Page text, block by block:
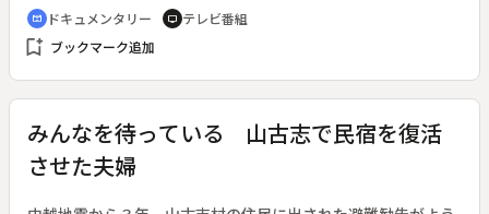
った。◆西村金造さんはこの訓練所で教官をしていた。西村さ
んは学徒動員で海軍に入り、二十歳を過ぎたころ教官となっ
た自分に罪深さを感じて続けている。◆８０歳を過ぎてピアノ
を始めた西村さん。鍵盤に向い、長年抱き続けた思いを亡き教
え子へ語りかける。
cinematic_blur ドキュメンタリー tv テレビ番組
bookmark_add ブックマーク追加
みんなを待っている 山古志で民宿を復活
させた夫婦